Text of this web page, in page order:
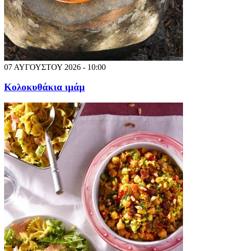
07 ΑΥΓΟΥΣΤΟΥ 2026 - 10:00
Κολοκυθάκια ιμάμ